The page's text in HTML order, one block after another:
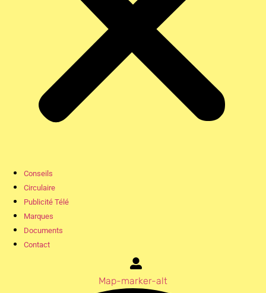
Conseils
Circulaire
Publicité Télé
Marques
Documents
Contact
Map-marker-alt